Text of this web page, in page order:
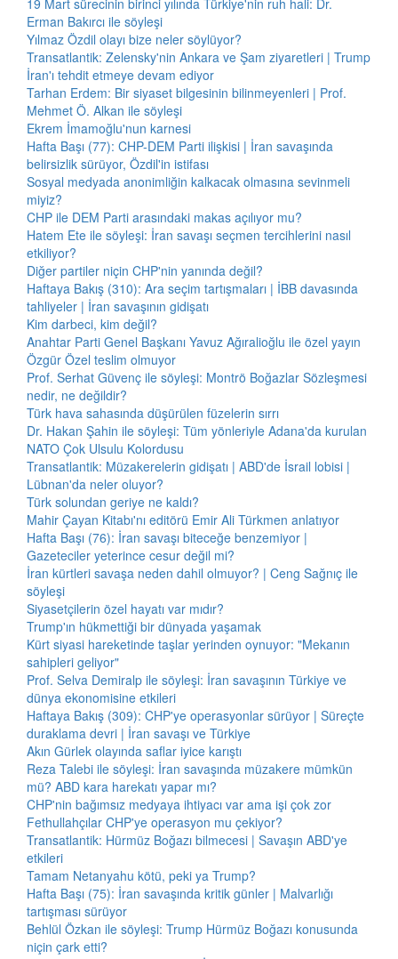
19 Mart sürecinin birinci yılında Türkiye'nin ruh hali: Dr.
Erman Bakırcı ile söyleşi
Yılmaz Özdil olayı bize neler söylüyor?
Transatlantik: Zelensky'nin Ankara ve Şam ziyaretleri | Trump
İran'ı tehdit etmeye devam ediyor
Tarhan Erdem: Bir siyaset bilgesinin bilinmeyenleri | Prof.
Mehmet Ö. Alkan ile söyleşi
Ekrem İmamoğlu'nun karnesi
Hafta Başı (77): CHP-DEM Parti ilişkisi | İran savaşında
belirsizlik sürüyor, Özdil'in istifası
Sosyal medyada anonimliğin kalkacak olmasına sevinmeli
miyiz?
CHP ile DEM Parti arasındaki makas açılıyor mu?
Hatem Ete ile söyleşi: İran savaşı seçmen tercihlerini nasıl
etkiliyor?
Diğer partiler niçin CHP'nin yanında değil?
Haftaya Bakış (310): Ara seçim tartışmaları | İBB davasında
tahliyeler | İran savaşının gidişatı
Kim darbeci, kim değil?
Anahtar Parti Genel Başkanı Yavuz Ağıralioğlu ile özel yayın
Özgür Özel teslim olmuyor
Prof. Serhat Güvenç ile söyleşi: Montrö Boğazlar Sözleşmesi
nedir, ne değildir?
Türk hava sahasında düşürülen füzelerin sırrı
Dr. Hakan Şahin ile söyleşi: Tüm yönleriyle Adana'da kurulan
NATO Çok Ulsulu Kolordusu
Transatlantik: Müzakerelerin gidişatı | ABD'de İsrail lobisi |
Lübnan'da neler oluyor?
Türk solundan geriye ne kaldı?
Mahir Çayan Kitabı'nı editörü Emir Ali Türkmen anlatıyor
Hafta Başı (76): İran savaşı biteceğe benzemiyor |
Gazeteciler yeterince cesur değil mi?
İran kürtleri savaşa neden dahil olmuyor? | Ceng Sağnıç ile
söyleşi
Siyasetçilerin özel hayatı var mıdır?
Trump'ın hükmettiği bir dünyada yaşamak
Kürt siyasi hareketinde taşlar yerinden oynuyor: "Mekanın
sahipleri geliyor"
Prof. Selva Demiralp ile söyleşi: İran savaşının Türkiye ve
dünya ekonomisine etkileri
Haftaya Bakış (309): CHP'ye operasyonlar sürüyor | Süreçte
duraklama devri | İran savaşı ve Türkiye
Akın Gürlek olayında saflar iyice karıştı
Reza Talebi ile söyleşi: İran savaşında müzakere mümkün
mü? ABD kara harekatı yapar mı?
CHP'nin bağımsız medyaya ihtiyacı var ama işi çok zor
Fethullahçılar CHP'ye operasyon mu çekiyor?
Transatlantik: Hürmüz Boğazı bilmecesi | Savaşın ABD'ye
etkileri
Tamam Netanyahu kötü, peki ya Trump?
Hafta Başı (75): İran savaşında kritik günler | Malvarlığı
tartışması sürüyor
Behlül Özkan ile söyleşi: Trump Hürmüz Boğazı konusunda
niçin çark etti?